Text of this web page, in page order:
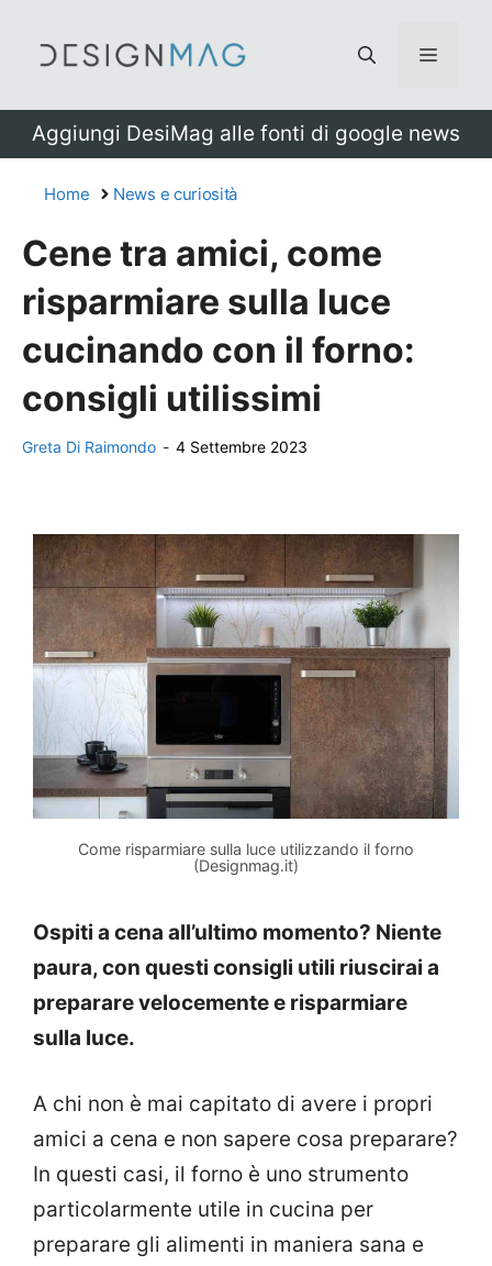
Menu
Aggiungi DesiMag alle fonti di google news
Home News e curiosità
Cene tra amici, come
risparmiare sulla luce
cucinando con il forno:
consigli utilissimi
Greta Di Raimondo - 4 Settembre 2023
Come risparmiare sulla luce utilizzando il forno
(Designmag.it)
Ospiti a cena all’ultimo momento? Niente
paura, con questi consigli utili riuscirai a
preparare velocemente e risparmiare
sulla luce.
A chi non è mai capitato di avere i propri
amici a cena e non sapere cosa preparare?
In questi casi, il forno è uno strumento
particolarmente utile in cucina per
preparare gli alimenti in maniera sana e